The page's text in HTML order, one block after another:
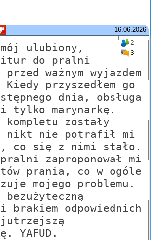
16.06.2026
2
3
mój ulubiony,
do pralni
ważnym wyjazdem
Kiedy przyszedłem go
dnia, obsługa
tylko marynarkę.
kompletu zostały
nikt nie potrafił mi
co się z nimi stało.
zaproponował mi
prania, co w ogóle
mojego problemu.
bezużyteczną
brakiem odpowiednich
YAFUD.